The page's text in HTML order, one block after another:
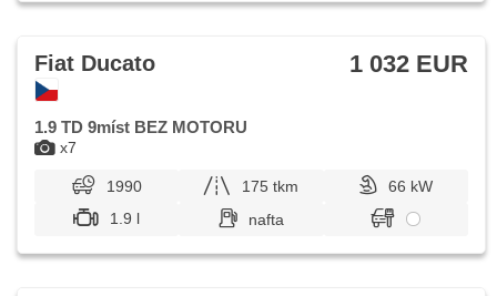
x7
Fiat Ducato 1 032 EUR
1.9 TD 9míst BEZ MOTORU
1990 175 tkm
66 kW
1.9 l
nafta